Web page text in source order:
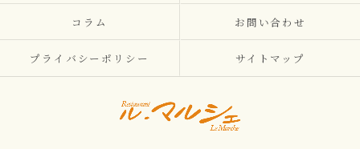
コラム お問い合わせ
プライバシーポリシー サイトマップ